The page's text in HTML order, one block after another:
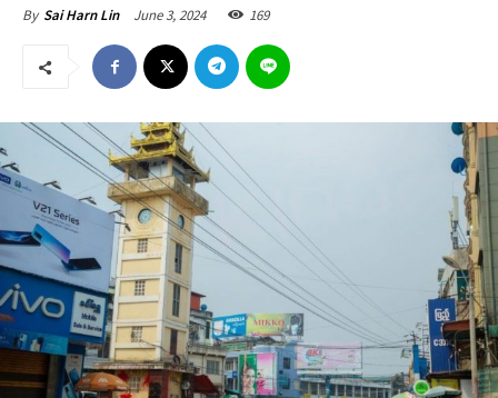
By Sai Harn Lin June 3, 2024 169